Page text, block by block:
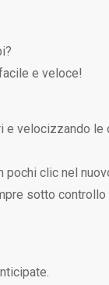
e veloce!
e velocizzando
clic nel
sotto controllo